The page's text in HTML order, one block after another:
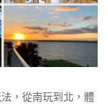
，從南玩到北，體